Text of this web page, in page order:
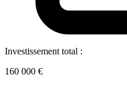
Investissement total :
160 000 €